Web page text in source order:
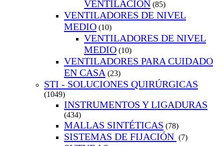
VENTILACION (85)
VENTILADORES DE NIVEL
MEDIO (10)
VENTILADORES DE NIVEL
MEDIO (10)
VENTILADORES PARA CUIDADO
EN CASA (23)
STI - SOLUCIONES QUIRÚRGICAS
(1049)
INSTRUMENTOS Y LIGADURAS
(434)
MALLAS SINTÉTICAS (78)
SISTEMAS DE FIJACIÓN (7)